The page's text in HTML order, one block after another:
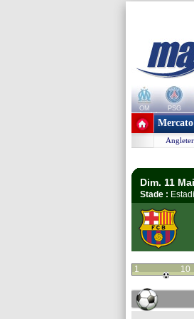
OM PSG
+ de clubs
Mercato
Dim. 11
Stade :
1 10